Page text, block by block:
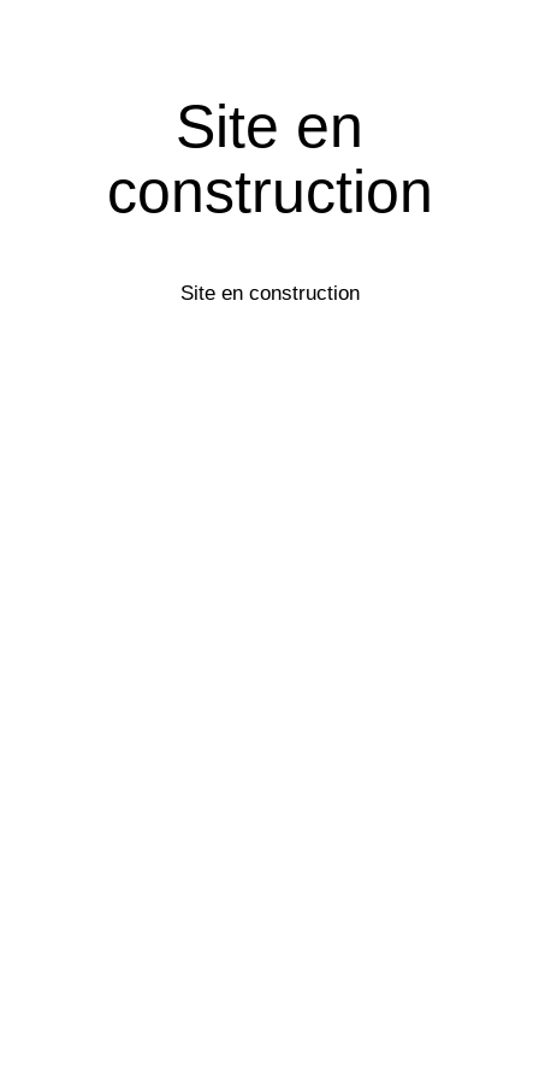
Site en
construction
Site en construction